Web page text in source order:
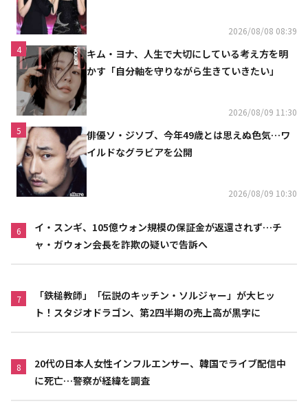
2026/08/08 08:39
4
キム・ヨナ、人生で大切にしている考え方を明
かす「自分軸を守りながら生きていきたい」
2026/08/09 11:30
5
俳優ソ・ジソブ、今年49歳とは思えぬ色気…ワ
イルドなグラビアを公開
2026/08/09 10:30
6
イ・スンギ、105億ウォン規模の保証金が返還されず…チ
ャ・ガウォン会長を詐欺の疑いで告訴へ
7
「鉄槌教師」「伝説のキッチン・ソルジャー」が大ヒッ
ト！スタジオドラゴン、第2四半期の売上高が黒字に
8
20代の日本人女性インフルエンサー、韓国でライブ配信中
に死亡…警察が経緯を調査